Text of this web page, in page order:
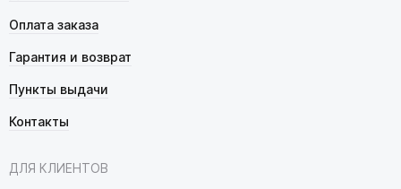
Оплата заказа
Гарантия и возврат
Пункты выдачи
Контакты
ДЛЯ КЛИЕНТОВ